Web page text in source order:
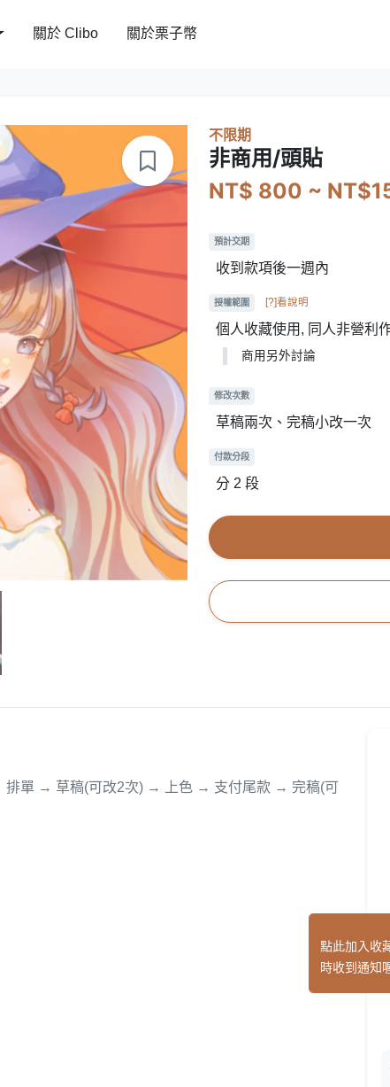
關於 Clibo 關於栗子幣
不限期
非商用/頭貼
NT$ 800 ~
預計交期
收到款項後一週內
授權範圍 [?]看說明
個人收藏使用, 同人非營利
商用另外討論
修改次數
草稿兩次、完稿小改一次
付款分段
分 2 段
排單 → 草稿(可改2次) → 上色 → 支付尾款 → 完稿(可
點此加入收
時收到通知